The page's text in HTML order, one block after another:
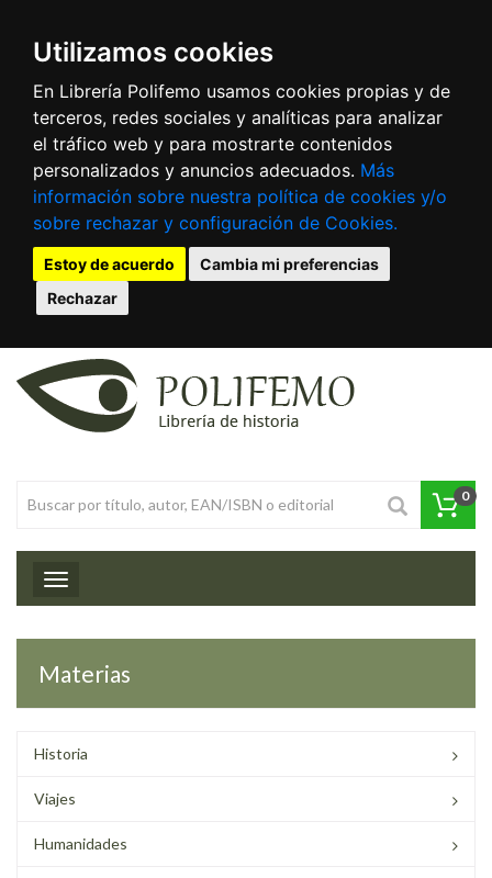
Utilizamos cookies
En Librería Polifemo usamos cookies propias y de
terceros, redes sociales y analíticas para analizar
el tráfico web y para mostrarte contenidos
personalizados y anuncios adecuados. Más
información sobre nuestra política de cookies y/o
sobre rechazar y configuración de Cookies.
Estoy de acuerdo
Cambia mi preferencias
Rechazar
0
Toggle navigation
Materias
Historia
Viajes
Humanidades